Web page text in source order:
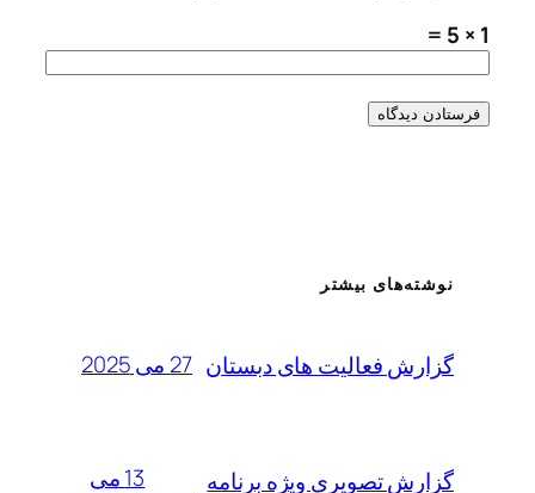
1 × 5 =
نوشته‌های بیشتر
گزارش فعالیت های دبستان 27 می 2025
گزارش تصویری ویژه برنامه
13 می